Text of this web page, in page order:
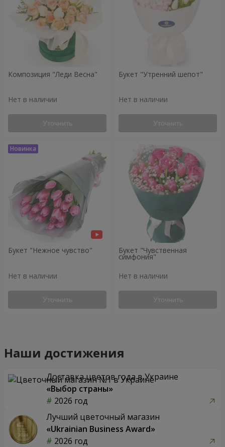
Композиция "Леди Весна"
Нет в наличии
Уточнить
Букет "Утренний шепот"
Нет в наличии
Уточнить
Букет "Нежное чувство"
Нет в наличии
Уточнить
Букет "Чувственная
симфония"
Нет в наличии
Уточнить
Наши достижения
Доставка цветов года в Украине
«Выбор страны»
2026 год
Лучший цветочный магазин
«Ukrainian Business Award»
2026 год